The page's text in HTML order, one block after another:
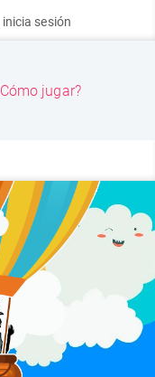
inicia sesión
jugar?